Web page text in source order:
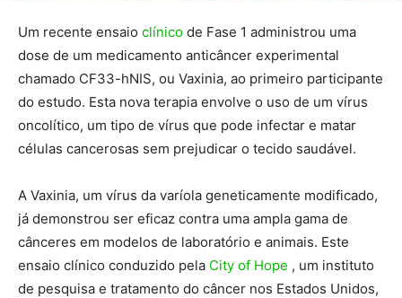
Um recente ensaio clínico de Fase 1 administrou uma
dose de um medicamento anticâncer experimental
chamado CF33-hNIS, ou Vaxinia, ao primeiro participante
do estudo. Esta nova terapia envolve o uso de um vírus
oncolítico, um tipo de vírus que pode infectar e matar
células cancerosas sem prejudicar o tecido saudável.
A Vaxinia, um vírus da varíola geneticamente modificado,
já demonstrou ser eficaz contra uma ampla gama de
cânceres em modelos de laboratório e animais. Este
ensaio clínico conduzido pela City of Hope , um instituto
de pesquisa e tratamento do câncer nos Estados Unidos,